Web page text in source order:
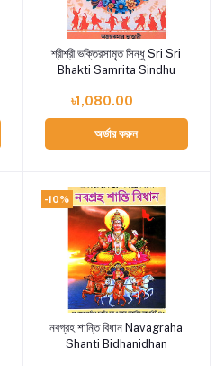
Add to cart
শ্রীশ্রী ভক্তিরসামৃত সিন্ধু Sri Sri
Bhakti Samrita Sindhu
৳1,080.00
অর্ডার করুন
-10%
Add to cart
নবগ্রহ শান্তি বিধান Navagraha
Shanti Bidhanidhan